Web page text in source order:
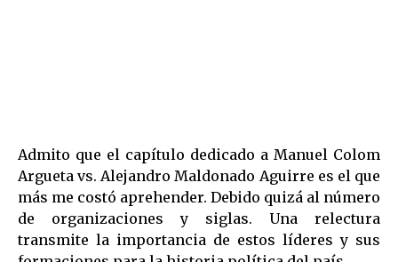
Admito que el capítulo dedicado a Manuel Colom
Argueta vs. Alejandro Maldonado Aguirre es el que
más me costó aprehender. Debido quizá al número
de organizaciones y siglas. Una relectura
transmite la importancia de estos líderes y sus